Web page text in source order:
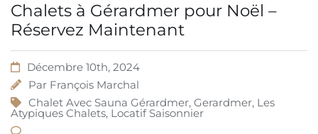
Chalets à Gérardmer pour Noël –
Réservez Maintenant
Décembre 10th, 2024
Par François Marchal
Chalet Avec Sauna Gérardmer, Gerardmer, Les
Atypiques Chalets, Locatif Saisonnier